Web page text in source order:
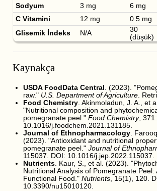
Sodyum
3 mg 6 mg
C Vitamini
12 mg 0.5 mg
Glisemik İndeks
N/A
30
(düşük)
Kaynakça
USDA FoodData Central. (2023).
raw." U.S. Department of Agriculture.
Food Chemistry. Akinmoladun, J. A., et
"Nutritional composition and
pomegranate peel." Food Chemistry,
10.1016/j.foodchem.2021.131185.
Journal of Ethnopharmacology.
(2023). "Antioxidant and nutritional
pomegranate peel." Journal of
115037. DOI: 10.1016/j.jep.2022.115037.
Nutrients. Kaur, S., et al. (2023).
Nutritional Analysis of Pomegranate Peel:
Functional Food." Nutrients, 15(1), 120.
10.3390/nu15010120.